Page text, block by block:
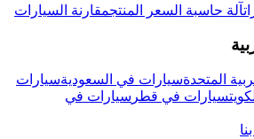
آلة حاسبة السعر المنتجمقارنة السيارات
المتحدةسيارات في السعوديةسيارات
سيارات في قطر سيارات في